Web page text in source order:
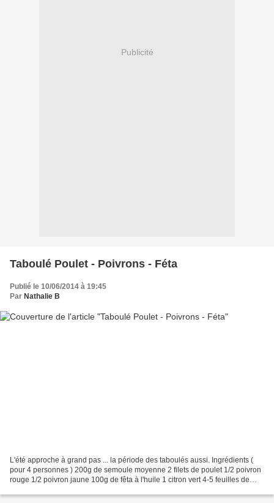
Publicité
Taboulé Poulet - Poivrons - Féta
Publié le 10/06/2014 à 19:45
Par Nathalie B
L'été approche à grand pas ... la période des taboulés aussi. Ingrédients (
pour 4 personnes ) 200g de semoule moyenne 2 filets de poulet 1/2 poivron
rouge 1/2 poivron jaune 100g de fêta à l'huile 1 citron vert 4-5 feuilles de